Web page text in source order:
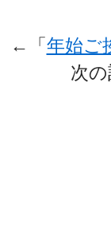
←「年始ご
次の